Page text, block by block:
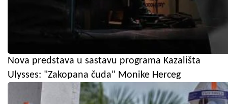
Nova predstava u sastavu programa Kazališta
Ulysses: "Zakopana čuda" Monike Herceg